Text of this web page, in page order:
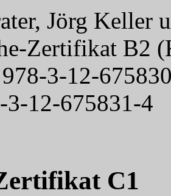
Jörg Keller
Zertifikat B2
3-12-
12-675831-4
C1